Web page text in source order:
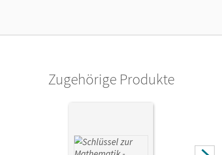
Zugehörige Produkte